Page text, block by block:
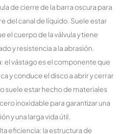
de cierre de la barra oscura para
del canal de líquido. Suele estar
el cuerpo de la válvula y tiene
y resistencia a la abrasión.
el vástago es el componente que
y conduce el disco a abrir y cerrar
suele estar hecho de materiales
inoxidable para garantizar una
y una larga vida útil.
eficiencia: la estructura de